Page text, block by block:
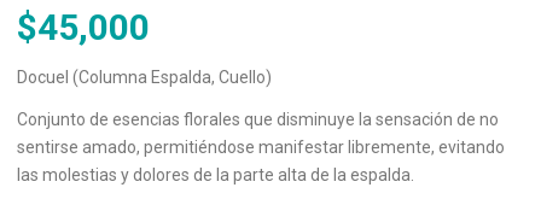
$45,000
Docuel (Columna Espalda, Cuello)
Conjunto de esencias florales que disminuye la sensación de no
sentirse amado, permitiéndose manifestar libremente, evitando
las molestias y dolores de la parte alta de la espalda.